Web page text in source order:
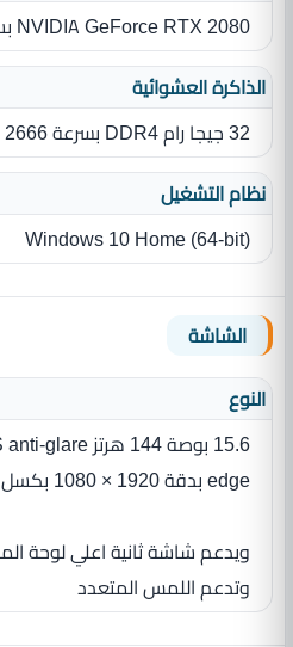
NVIDIA GeForce RTX 2080 بسعة 8 جيجا رام GDDR6
الذاكرة العشوائية
32 جيجا رام DDR4 بسرعة 2666 ميجا هرتز
نظام التشغيل
Windows 10 Home (64-bit)
الشاشة
النوع
edge بدقة 1920 × 1080 بكسل FHD
وتدعم اللمس المتعدد